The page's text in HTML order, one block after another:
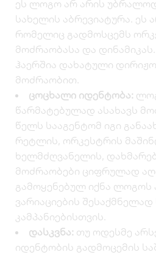
ეს ლოგო არ არის
სახელის აბრევიატურა. ეს
რომელიც გადმოსცემს
მოძრაობასა და
ჰაერშია დახატული
მოძრაობით.
ცოცხალი იდენტობა:
წარმატებულად ასახავს
წელს სააგენტომ იგი
რეტლის, ორკესტრის
ხელმძღვანელის,
მოძრაობები ციფრულად
გამოყენებულ იქნა ლოგოს
ვარიაციების
კამპანიებისთვის.
დასკვნა: თუ ოდესმე
იდენტობის გადმოცემის